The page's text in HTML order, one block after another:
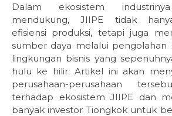
Dalam ekosistem
mendukung, JIIPE tidak
efisiensi produksi, tetapi juga
sumber daya melalui pengolahan
lingkungan bisnis yang
hulu ke hilir. Artikel ini akan
perusahaan-perusahaan
terhadap ekosistem JIIPE dan
banyak investor Tiongkok untuk